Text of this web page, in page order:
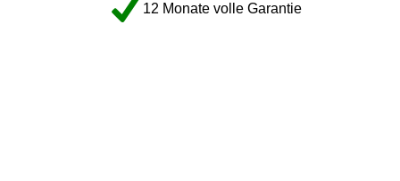
12 Monate volle Garantie